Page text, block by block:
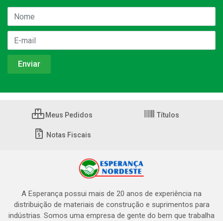
Meus Pedidos Títulos
Notas Fiscais
A Esperança possui mais de 20 anos de experiência na
distribuição de materiais de construção e suprimentos para
indústrias. Somos uma empresa de gente do bem que trabalha